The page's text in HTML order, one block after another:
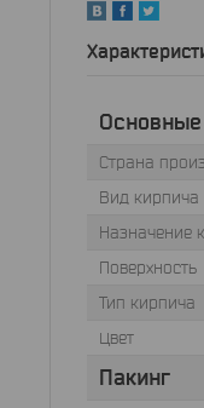
Основные
Страна
Вид кирпича
Назначение
Поверхность
Тип кирпича
Цвет
Пакинг